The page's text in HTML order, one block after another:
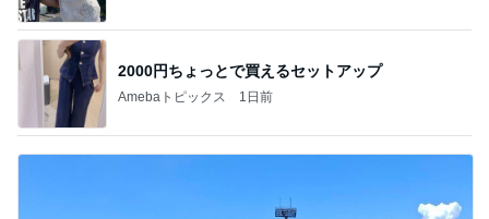
2000円ちょっとで買えるセットアップ
Amebaトピックス 1日前